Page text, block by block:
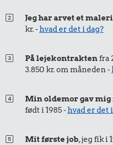
10 liter benzin
Jeg har arvet et maleri
kr. -hvad er det i dag?
På lejekontraktenfra
3.850 kr. om måneden -
Min oldemor gav mig
født i 1985 -hvad er det
Mit første job, jeg fik i